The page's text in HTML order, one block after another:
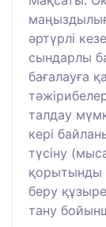
әртүрлі
сындарлы
бағалауға
талдау
кері
түсіну
қорытынды
беру
тану